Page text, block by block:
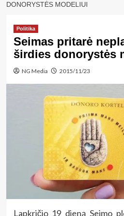
DONORYSTĖS MODELIUI
Politika
Seimas pritarė
širdies donorystės
NG Media 2015/11/23
Lapkričio 19 dieną Seimo